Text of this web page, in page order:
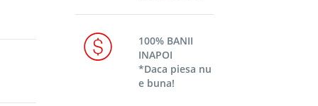
100% BANII
INAPOI
*Daca piesa nu
e buna!